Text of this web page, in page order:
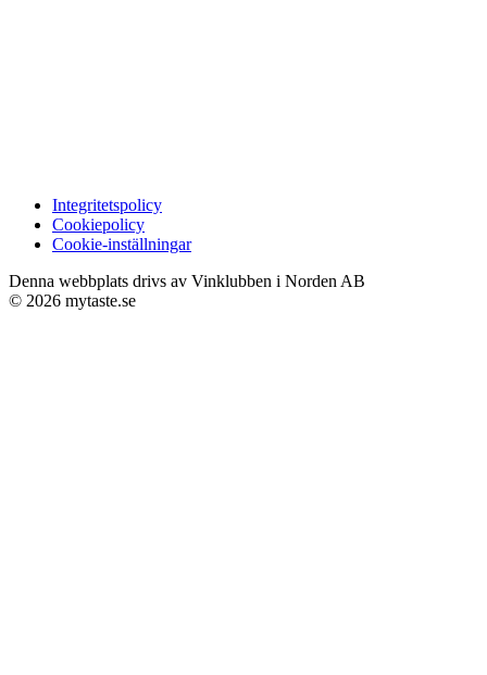
Integritetspolicy
Cookiepolicy
Cookie-inställningar
Denna webbplats drivs av Vinklubben i Norden AB
© 2026 mytaste.se